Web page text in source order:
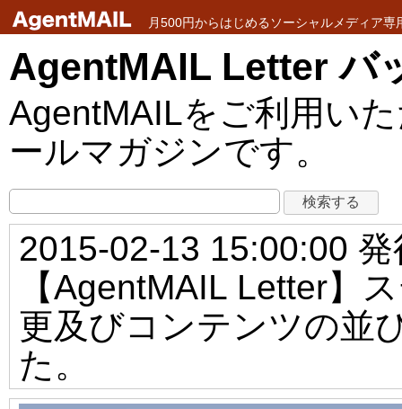
月500円からはじめるソーシャルメディア
AgentMAIL Letter バ
AgentMAILをご利用い
ールマガジンです。
2015-02-13 15:00:00 発
【AgentMAIL Letter】
更及びコンテンツの並
た。